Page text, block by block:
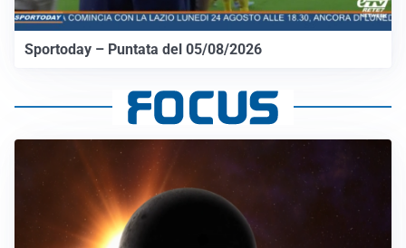
Sportoday – Puntata del 05/08/2026